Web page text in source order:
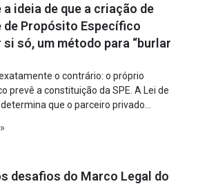
a ideia de que a criação de
de Propósito Específico
si só, um método para “burlar
o contrário: o próprio
prevê a constituição da SPE. A Lei de
que o parceiro privado
seja, a suposta “fraude à licitação” é
desafios do Marco Legal do